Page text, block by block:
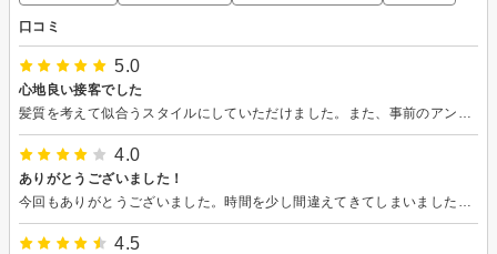
口コミ
5.0
心地良い接客でした
4.0
ありがとうございました！
4.5